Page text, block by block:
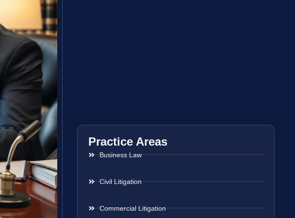
Practice Areas
Business Law
Civil Litigation
Commercial Litigation